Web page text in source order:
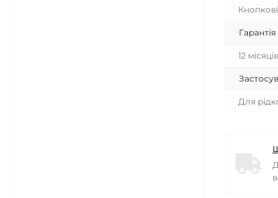
Кнопкові
Гарантія
12
Для